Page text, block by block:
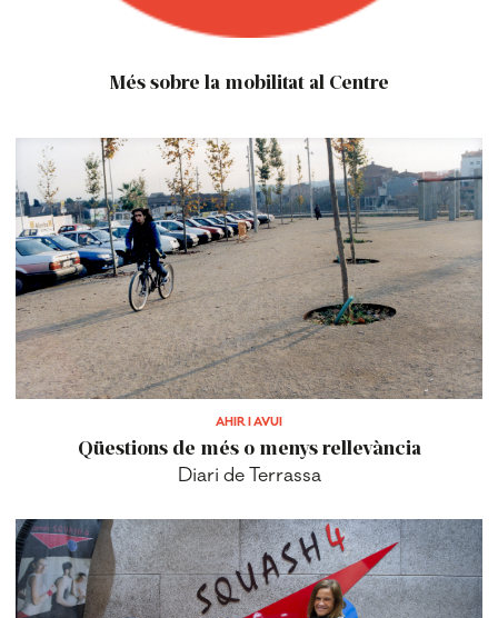
Més sobre la mobilitat al Centre
AHIR I AVUI
Qüestions de més o menys rellevància
Diari de Terrassa